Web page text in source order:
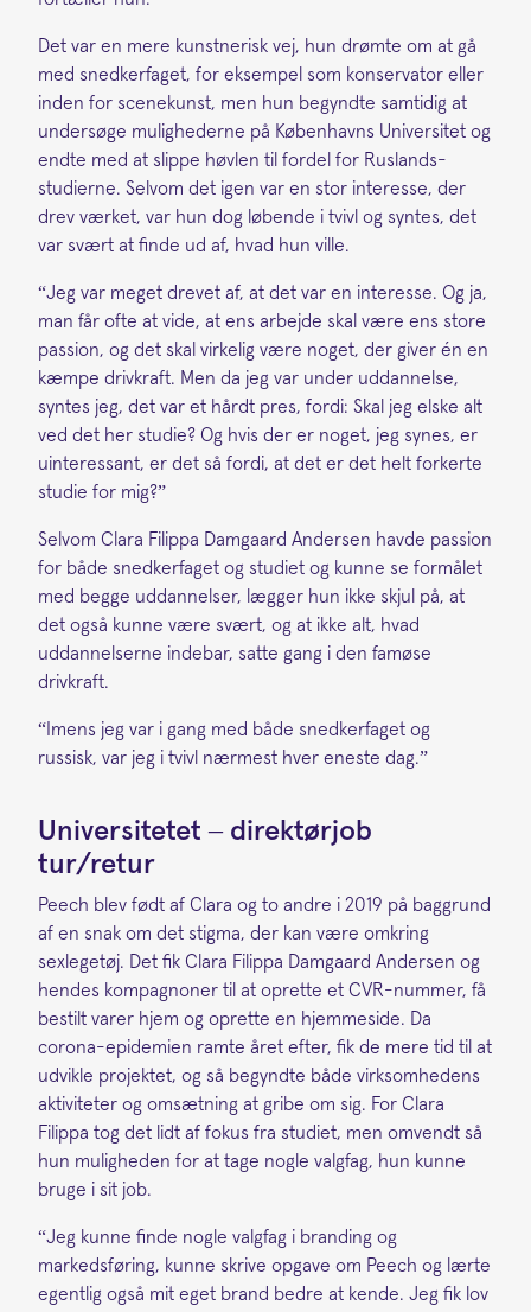
Det var en mere kunstnerisk vej, hun drømte om at gå
med snedkerfaget, for eksempel som konservator eller
inden for scenekunst, men hun begyndte samtidig at
undersøge mulighederne på Københavns Universitet og
endte med at slippe høvlen til fordel for Ruslands-
studierne. Selvom det igen var en stor interesse, der
drev værket, var hun dog løbende i tvivl og syntes, det
var svært at finde ud af, hvad hun ville.
“Jeg var meget drevet af, at det var en interesse. Og ja,
man får ofte at vide, at ens arbejde skal være ens store
passion, og det skal virkelig være noget, der giver én en
kæmpe drivkraft. Men da jeg var under uddannelse,
syntes jeg, det var et hårdt pres, fordi: Skal jeg elske alt
ved det her studie? Og hvis der er noget, jeg synes, er
uinteressant, er det så fordi, at det er det helt forkerte
studie for mig?”
Selvom Clara Filippa Damgaard Andersen havde passion
for både snedkerfaget og studiet og kunne se formålet
med begge uddannelser, lægger hun ikke skjul på, at
det også kunne være svært, og at ikke alt, hvad
uddannelserne indebar, satte gang i den famøse
drivkraft.
“Imens jeg var i gang med både snedkerfaget og
russisk, var jeg i tvivl nærmest hver eneste dag.”
Universitetet – direktørjob
tur/retur
Peech blev født af Clara og to andre i 2019 på baggrund
af en snak om det stigma, der kan være omkring
sexlegetøj. Det fik Clara Filippa Damgaard Andersen og
hendes kompagnoner til at oprette et CVR-nummer, få
bestilt varer hjem og oprette en hjemmeside. Da
corona-epidemien ramte året efter, fik de mere tid til at
udvikle projektet, og så begyndte både virksomhedens
aktiviteter og omsætning at gribe om sig. For Clara
Filippa tog det lidt af fokus fra studiet, men omvendt så
hun muligheden for at tage nogle valgfag, hun kunne
bruge i sit job.
“Jeg kunne finde nogle valgfag i branding og
markedsføring, kunne skrive opgave om Peech og lærte
egentlig også mit eget brand bedre at kende. Jeg fik lov